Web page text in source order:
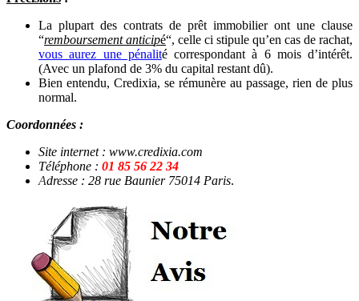
La plupart des contrats de prêt immobilier ont une clause
“remboursement anticipé“, celle ci stipule qu’en cas de rachat,
vous aurez une pénalité correspondant à 6 mois d’intérêt.
(Avec un plafond de 3% du capital restant dû).
Bien entendu, Credixia, se rémunère au passage, rien de plus
normal.
Coordonnées :
Site internet : www.credixia.com
Téléphone : 01 85 56 22 34
Adresse : 28 rue Baunier 75014 Paris.